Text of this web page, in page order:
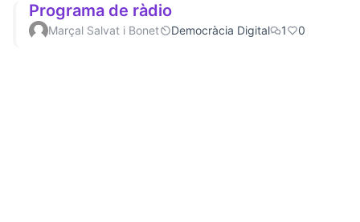
Programa de ràdio
Marçal Salvat i Bonet Democràcia Digital 1 0